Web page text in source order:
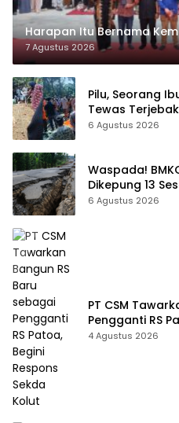
Harapan Itu Bernama
7 Agustus 2026
Pilu, Seorang
Tewas
6 Agustus 2026
Waspada!
Dikepung 13
Sudah Terekam
6 Agustus 2026
PT CSM
Pengganti RS
Kolut
4 Agustus 2026